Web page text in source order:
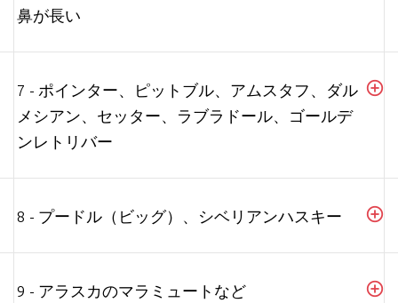
鼻が長い
7 - ポインター、ピットブル、アムスタフ、ダル
メシアン、セッター、ラブラドール、ゴールデ
ンレトリバー
8 - プードル（ビッグ）、シベリアンハスキー
9 - アラスカのマラミュートなど